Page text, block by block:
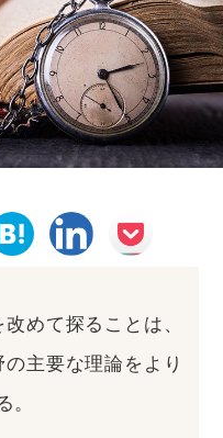
めて探ることは、
主要な理論をより
。